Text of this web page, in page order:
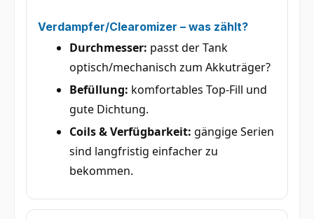
Verdampfer/Clearomizer – was zählt?
Durchmesser: passt der Tank
optisch/mechanisch zum Akkuträger?
Befüllung: komfortables Top-Fill und
gute Dichtung.
Coils & Verfügbarkeit: gängige Serien
sind langfristig einfacher zu
bekommen.